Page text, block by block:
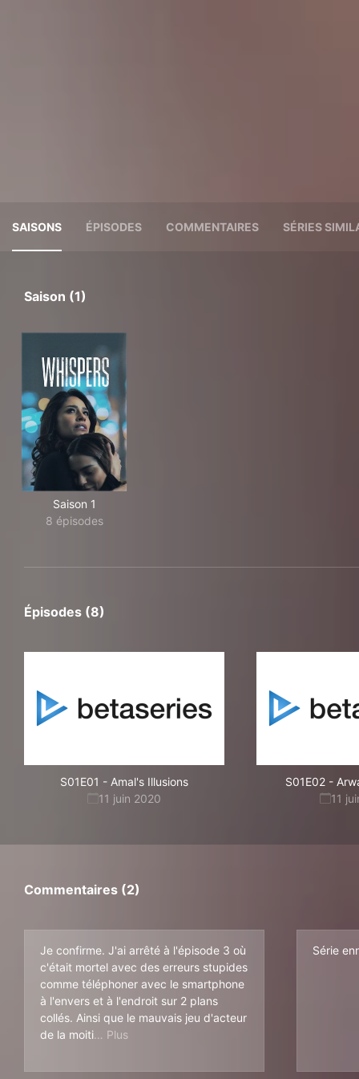
SAISONS ÉPISODES COMMENTAIRES SÉRIES
Saison (1)
Saison 1
8 épisodes
Épisodes (8)
S01E01 - Amal's Illusions
11 juin 2020
S01E02-
11
Commentaires (2)
Je confirme. J'ai arrêté à l'épisode 3 où
c'était mortel avec des erreurs stupides
comme téléphoner avec le smartphone
à l'envers et à l'endroit sur 2 plans
collés. Ainsi que le mauvais jeu d'acteur
de la moiti
é d'entre eux/elles. Le scénario est
Série